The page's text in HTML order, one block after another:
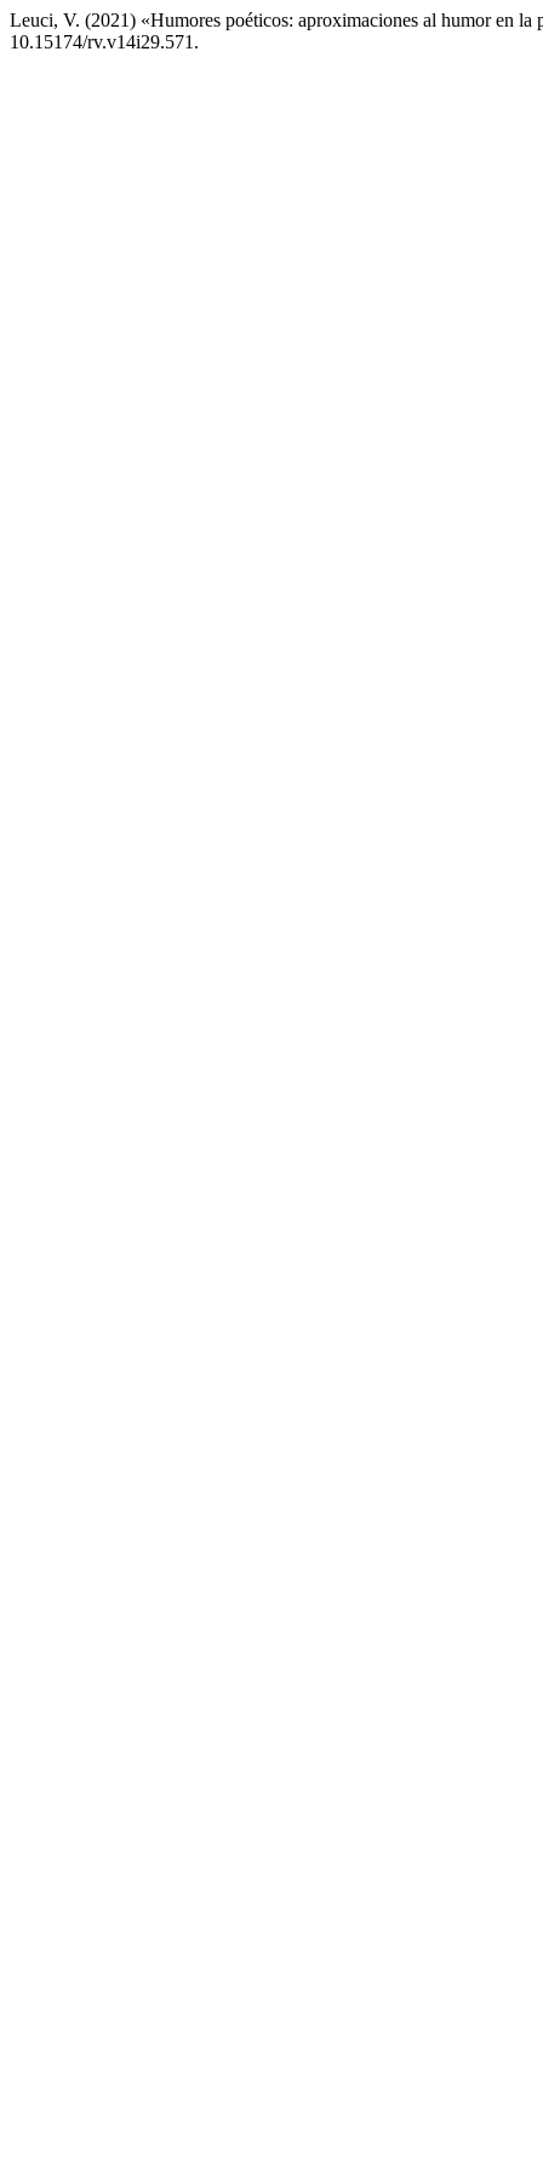
Leuci, V. (2021) «Humores poéticos: aproximaciones al humor en la
10.15174/rv.v14i29.571.